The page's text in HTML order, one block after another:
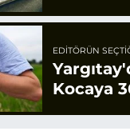
EDITÖRÜN
Kocaya